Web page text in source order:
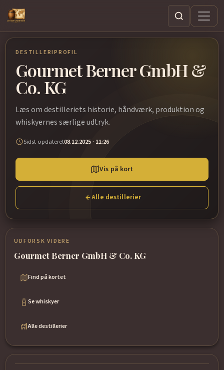
Søg
DESTILLERIPROFIL
Gourmet Berner GmbH &
Co. KG
Læs om destilleriets historie, håndværk, produktion og
whiskyernes særlige udtryk.
Sidst opdateret08.12.2025 · 11:26
Vis på kort
Alle destillerier
UDFORSK VIDERE
Gourmet Berner GmbH & Co. KG
Find på kortet
Se whiskyer
Alle destillerier